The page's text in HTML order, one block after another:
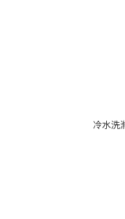
冷水洗